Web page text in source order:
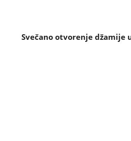
Svečano otvorenje džamije